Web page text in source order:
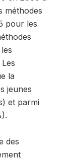
méthodes
pour les
la
jeunes
et parmi
des